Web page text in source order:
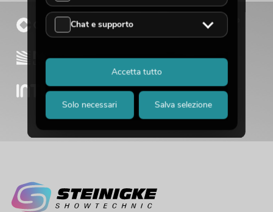
Chat e supporto
Solo necessari Salva selezione
Accetta tutto